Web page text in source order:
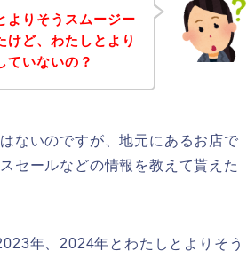
よりそうスムージー
けど、わたしとより
ていないの？
ないのですが、地元にあるお店で
セールなどの情報を教えて貰えた
年、2024年とわたしとよりそう